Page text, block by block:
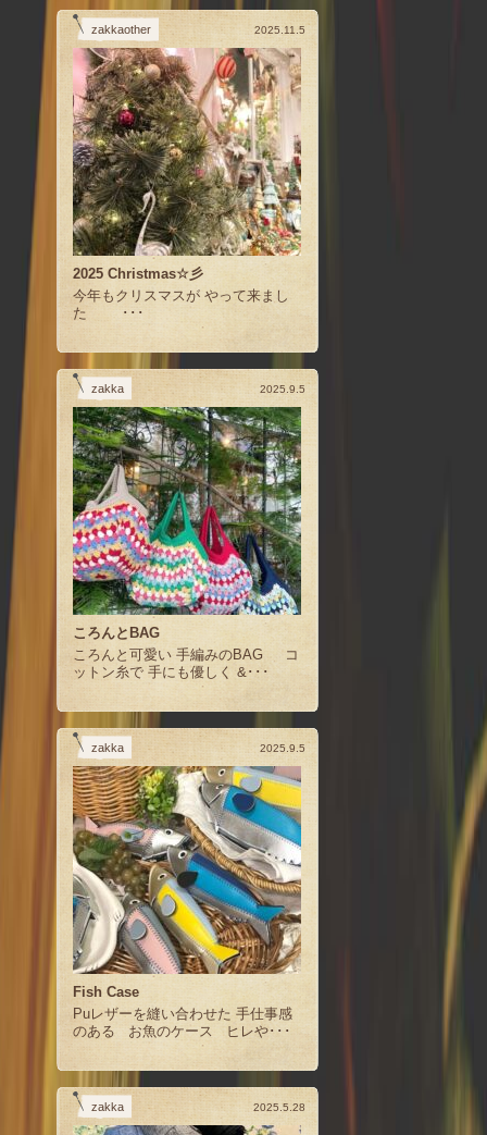
zakkaother 2025.11.5
2025 Christmas☆彡
今年もクリスマスが やって来まし
た ･･･
zakka 2025.9.5
ころんとBAG
ころんと可愛い 手編みのBAG コ
ットン糸で 手にも優しく &･･･
zakka 2025.9.5
Fish Case
Puレザーを縫い合わせた 手仕事感
のある お魚のケース ヒレや･･･
zakka 2025.5.28